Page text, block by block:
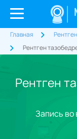
Главная Рентген
Рентген
Рентген
Запись во